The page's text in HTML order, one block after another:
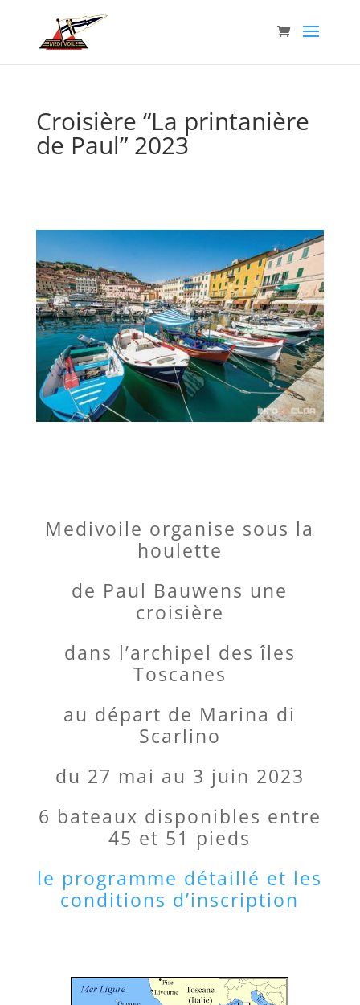
Croisière “La printanière
de Paul” 2023
Medivoile organise sous la
houlette
de Paul Bauwens une
croisière
dans l’archipel des îles
Toscanes
au départ de Marina di
Scarlino
du 27 mai au 3 juin 2023
6 bateaux disponibles entre
45 et 51 pieds
le programme détaillé et les
conditions d’inscription